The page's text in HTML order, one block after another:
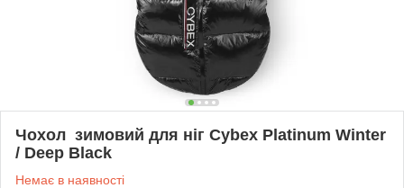
Чохол зимовий для ніг Cybex Platinum Winter
/ Deep Black
Немає в наявності